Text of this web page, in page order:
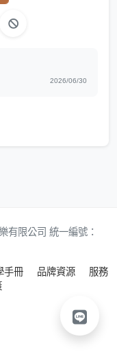
2026/06/30
限公司 統一編號：
手冊 品牌資源
服務